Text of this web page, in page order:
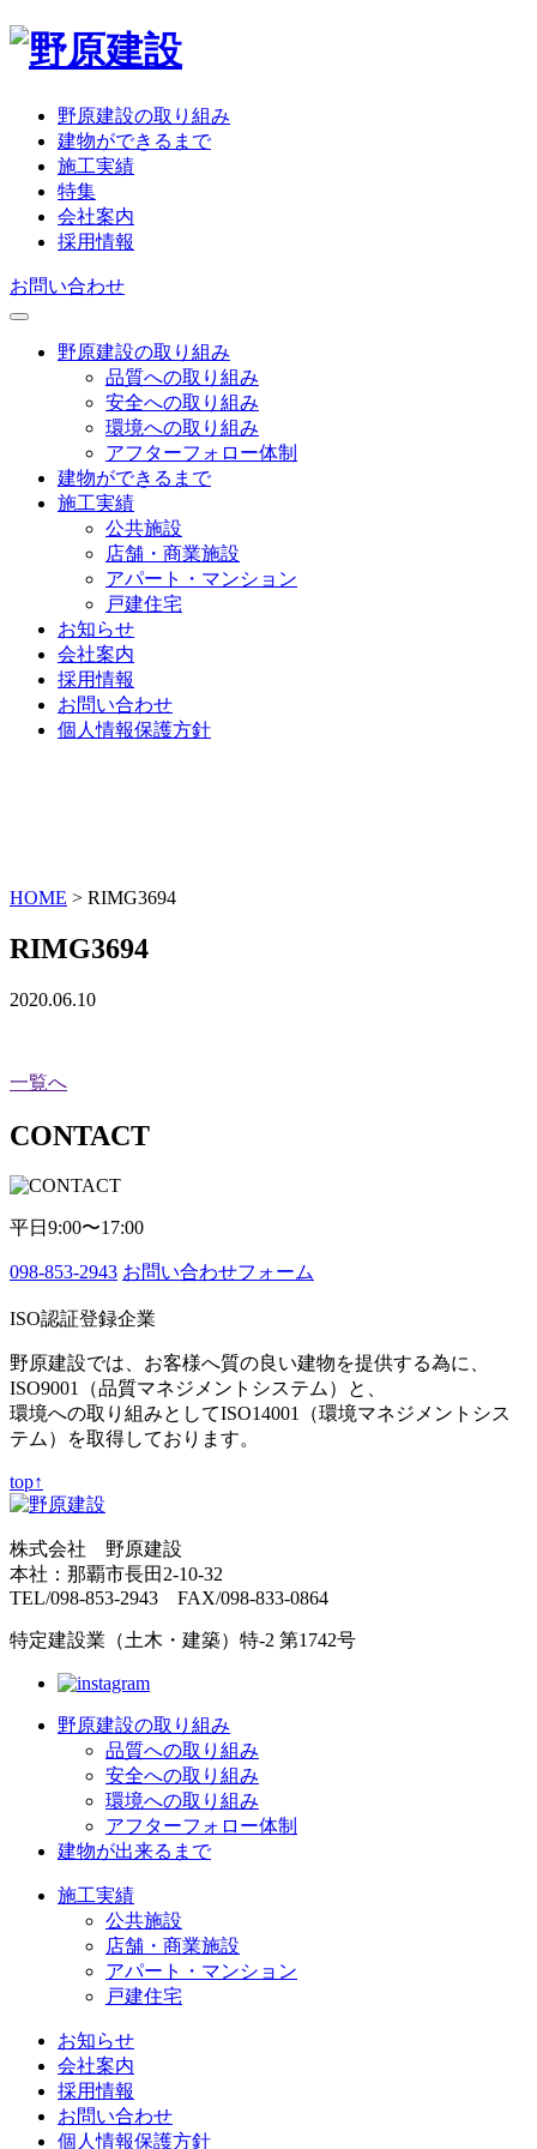
野原建設の取り組み
建物ができるまで
施工実績
特集
会社案内
採用情報
お問い合わせ
野原建設の取り組み
品質への取り組み
安全への取り組み
環境への取り組み
アフターフォロー体制
建物ができるまで
施工実績
公共施設
店舗・商業施設
アパート・マンション
戸建住宅
お知らせ
会社案内
採用情報
お問い合わせ
個人情報保護方針
HOME > RIMG3694
RIMG3694
2020.06.10
一覧へ
CONTACT
平日9:00〜17:00
098-853-2943 お問い合わせフォーム
ISO認証登録企業
野原建設では、お客様へ質の良い建物を提供する為に、
ISO9001（品質マネジメントシステム）と、
環境への取り組みとしてISO14001（環境マネジメントシス
テム）を取得しております。
top↑
株式会社 野原建設
本社：那覇市長田2-10-32
TEL/098-853-2943 FAX/098-833-0864
特定建設業（土木・建築）特-2 第1742号
野原建設の取り組み
品質への取り組み
安全への取り組み
環境への取り組み
アフターフォロー体制
建物が出来るまで
施工実績
公共施設
店舗・商業施設
アパート・マンション
戸建住宅
お知らせ
会社案内
採用情報
お問い合わせ
個人情報保護方針